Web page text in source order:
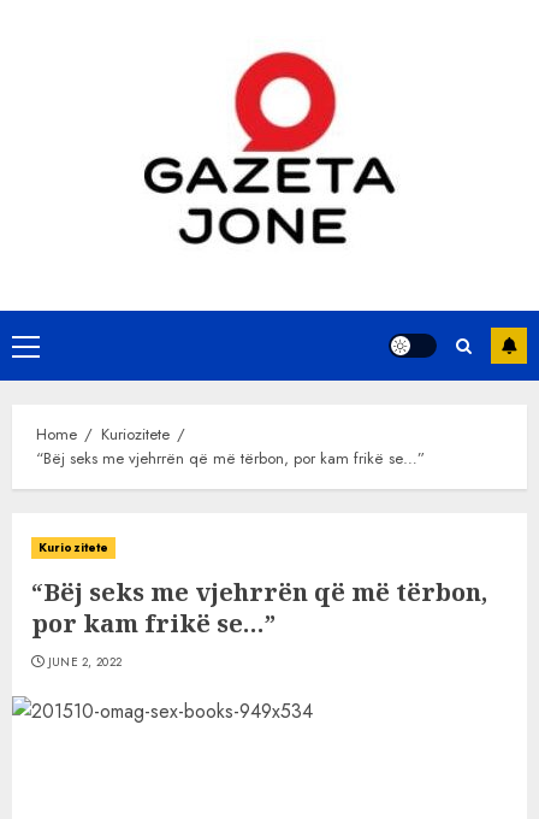
Primary
Menu
Home
Kuriozitete
“Bëj seks me vjehrrën që më tërbon, por kam frikë se…”
Kuriozitete
“Bëj seks me vjehrrën që më tërbon,
por kam frikë se…”
JUNE 2, 2022